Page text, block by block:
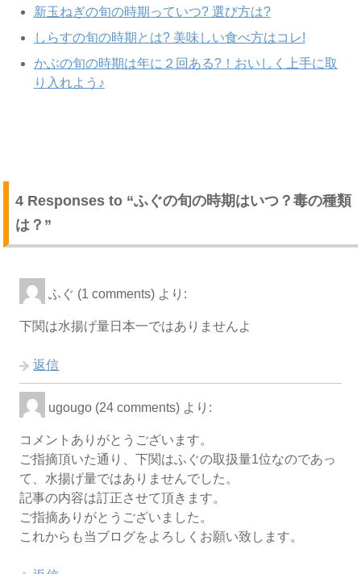
新玉ねぎの旬の時期っていつ? 選び方は?
しらすの旬の時期とは? 美味しい食べ方はコレ!
かぶの旬の時期は年に２回ある?！おいしく上手に取
り入れよう♪
4 Responses to “ふぐの旬の時期はいつ？毒の種類
は？”
ふぐ (1 comments) より:
下関は水揚げ量日本一ではありませんよ
返信
ugougo (24 comments) より:
コメントありがとうございます。
ご指摘頂いた通り、下関はふぐの取扱量1位なのであっ
て、水揚げ量ではありませんでした。
記事の内容は訂正させて頂きます。
ご指摘ありがとうございました。
これからも当ブログをよろしくお願い致します。